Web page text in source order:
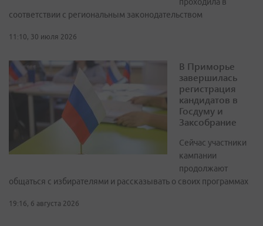
проходила в
соответствии с региональным законодательством
11:10, 30 июля 2026
В Приморье
завершилась
регистрация
кандидатов в
Госдуму и
Заксобрание
Сейчас участники
кампании
продолжают
общаться с избирателями и рассказывать о своих программах
19:16, 6 августа 2026